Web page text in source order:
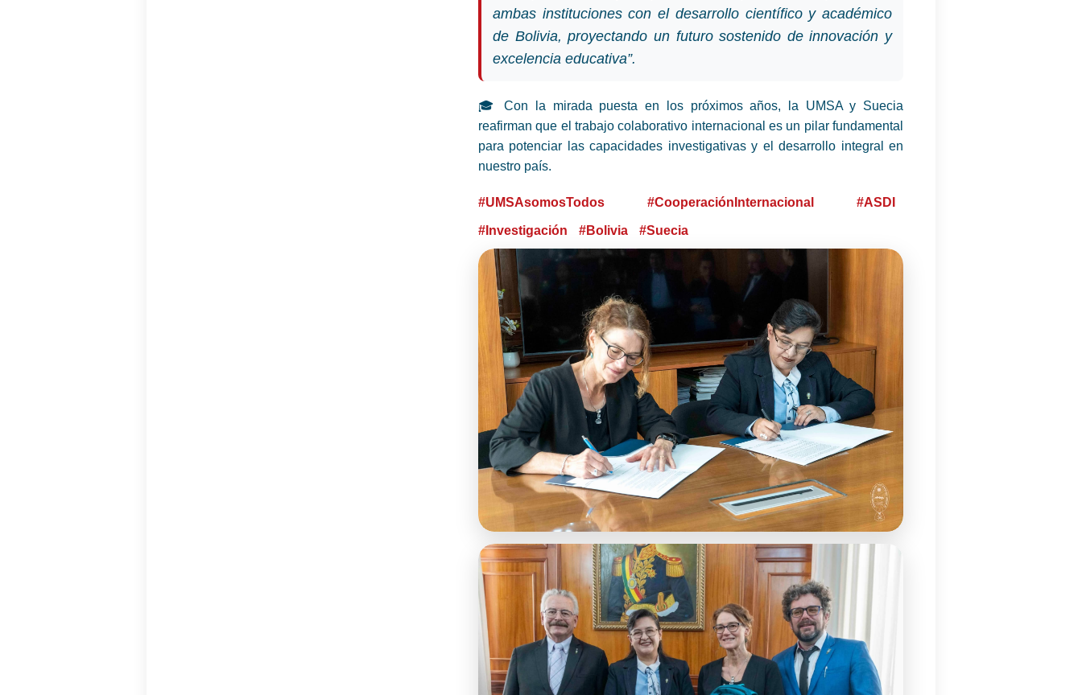
ambas instituciones con el desarrollo científico y académico
de Bolivia, proyectando un futuro sostenido de innovación y
excelencia educativa”.
🎓 Con la mirada puesta en los próximos años, la UMSA y Suecia
reafirman que el trabajo colaborativo internacional es un pilar fundamental
para potenciar las capacidades investigativas y el desarrollo integral en
nuestro país.
#UMSAsomosTodos #CooperaciónInternacional #ASDI
#Investigación #Bolivia #Suecia